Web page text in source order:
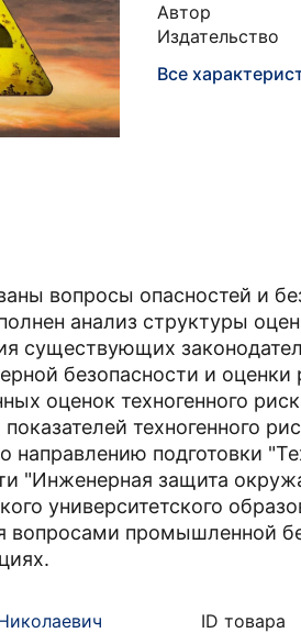
Автор
Издательство
Все
вопросы опасностей и
анализ структуры
существующих
безопасности и
оценок техногенного
техногенного
направлению подготовки
"Инженерная защита
университетского
промышленной
ID товара